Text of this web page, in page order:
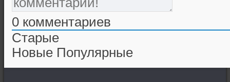
0 комментариев
Старые
Новые Популярные